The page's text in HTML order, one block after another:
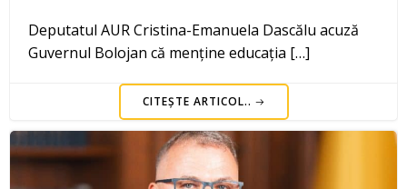
Deputatul AUR Cristina-Emanuela Dascălu acuză
Guvernul Bolojan că menține educația […]
CITEȘTE ARTICOL..